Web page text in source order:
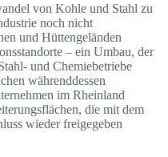
von Kohle und Stahl zu
noch nicht
und Hüttengeländen
– ein Umbau, der
und Chemiebetriebe
währenddessen
im Rheinland
die mit dem
wieder freigegeben